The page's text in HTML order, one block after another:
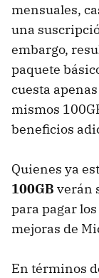
mensuales,
una
embargo,
paquete
cuesta
mismos
beneficios
Quienes ya
100GB verán
para pagar
mejoras de
En términos